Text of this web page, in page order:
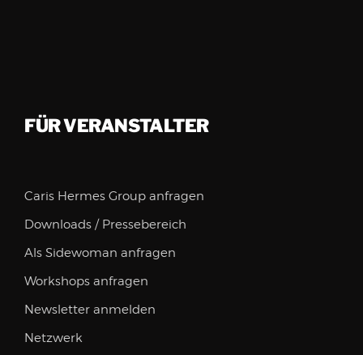
FÜR VERANSTALTER
Caris Hermes Group anfragen
Downloads / Pressebereich
Als Sidewoman anfragen
Workshops anfragen
Newsletter anmelden
Netzwerk